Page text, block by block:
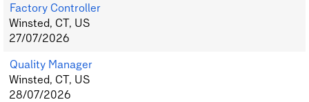
Factory Controller
Winsted, CT, US
27/07/2026
Quality Manager
Winsted, CT, US
28/07/2026